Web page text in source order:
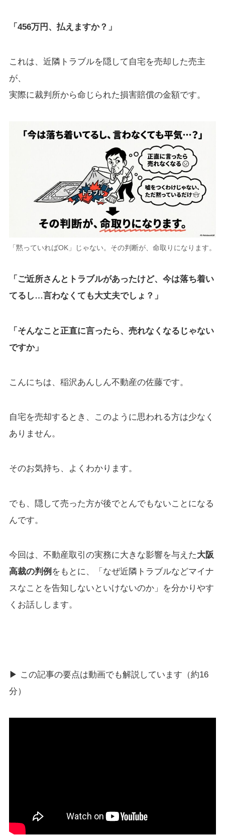
「456万円、払えますか？」
これは、近隣トラブルを隠して自宅を売却した売主
が、
実際に裁判所から命じられた損害賠償の金額です。
「黙っていればOK」じゃない。その判断が、命取りになります。
「ご近所さんとトラブルがあったけど、今は落ち着い
てるし…言わなくても大丈夫でしょ？」
「そんなこと正直に言ったら、売れなくなるじゃない
ですか」
こんにちは、稲沢あんしん不動産の佐藤です。
自宅を売却するとき、このように思われる方は少なく
ありません。
そのお気持ち、よくわかります。
でも、隠して売った方が後でとんでもないことになる
んです。
今回は、不動産取引の実務に大きな影響を与えた大阪
高裁の判例 をもとに、「なぜ近隣トラブルなどマイナ
スなことを告知しないといけないのか」を分かりやす
くお話しします。
▶ この記事の要点は動画でも解説しています（約16
分）